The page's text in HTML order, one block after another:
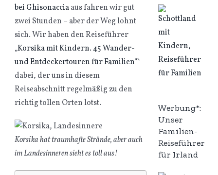
bei Ghisonacciaaus fahren wir gut
zwei Stunden – aber der Weg lohnt
sich. Wir haben den Reiseführer
„Korsika mit Kindern. 45 Wander-
und Entdeckertouren für Familien“*
dabei, der uns in diesem
Reiseabschnitt regelmäßig zu den
richtig tollen Orten lotst.
Korsika hat traumhafte Strände, aber auch
im Landesinneren sieht es toll aus!
Werbung*:
Unser
Familien-
Reiseführer
für Irland